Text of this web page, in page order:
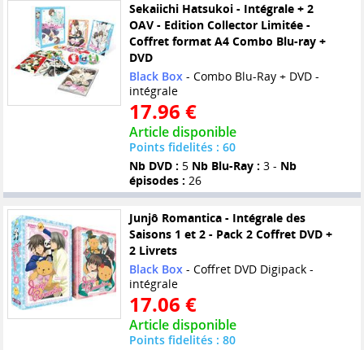
Sekaiichi Hatsukoi - Intégrale + 2
OAV - Edition Collector Limitée -
Coffret format A4 Combo Blu-ray +
DVD
Black Box- Combo Blu-Ray + DVD -
intégrale
17.96 €
Article disponible
Points fidelités : 60
Nb DVD : 5 Nb Blu-Ray : 3 - Nb
épisodes : 26
Junjô Romantica - Intégrale des
Saisons 1 et 2 - Pack 2 Coffret DVD +
2 Livrets
Black Box- Coffret DVD Digipack -
intégrale
17.06 €
Article disponible
Points fidelités : 80